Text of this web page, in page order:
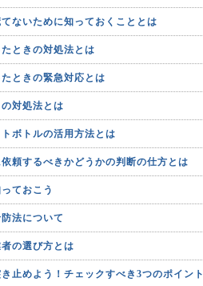
ないために知っておくこととは
ときの対処法とは
ときの緊急対応とは
対処法とは
ボトルの活用方法とは
頼するべきかどうかの判断の仕方とは
ておこう
法について
の選び方とは
止めよう！チェックすべき3つのポイント